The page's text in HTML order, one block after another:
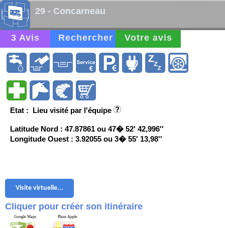
29 - Concarneau
3 Avis Rechercher Votre avis
Etat : Lieu visité par l'équipe
Latitude Nord : 47.87861 ou 47� 52' 42,996''
Longitude Ouest : 3.92055 ou 3� 55' 13,98''
Visite virtuelle...
Cliquer pour créer son itinéraire
Google Maps Plans Apple